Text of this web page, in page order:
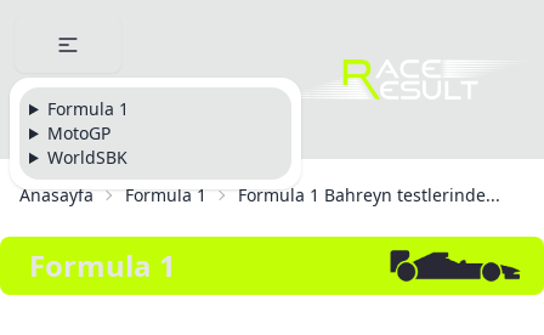
Formula 1
MotoGP
WorldSBK
Anasayfa
Formula 1 Formula 1 Bahreyn testlerinde...
Formula 1